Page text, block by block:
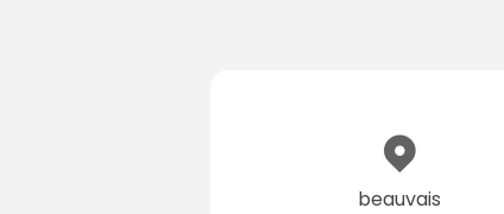
beauvais